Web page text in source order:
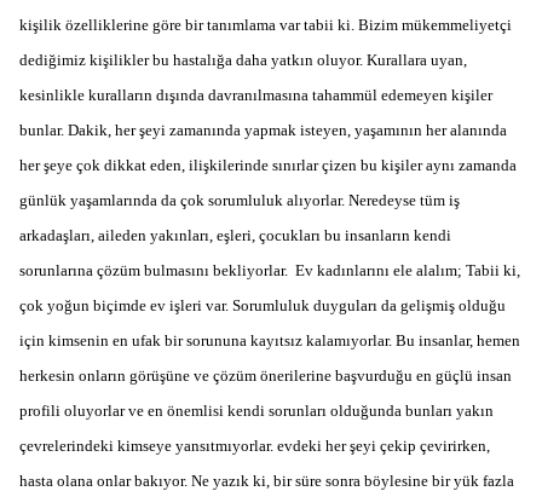
kişilik özelliklerine göre bir tanımlama var tabii ki. Bizim mükemmeliyetçi
dediğimiz kişilikler bu hastalığa daha yatkın oluyor. Kurallara uyan,
kesinlikle kuralların dışında davranılmasına tahammül edemeyen kişiler
bunlar. Dakik, her şeyi zamanında yapmak isteyen, yaşamının her alanında
her şeye çok dikkat eden, ilişkilerinde sınırlar çizen bu kişiler aynı zamanda
günlük yaşamlarında da çok sorumluluk alıyorlar. Neredeyse tüm iş
arkadaşları, aileden yakınları, eşleri, çocukları bu insanların kendi
sorunlarına çözüm bulmasını bekliyorlar. Ev kadınlarını ele alalım; Tabii ki,
çok yoğun biçimde ev işleri var. Sorumluluk duyguları da gelişmiş olduğu
için kimsenin en ufak bir sorununa kayıtsız kalamıyorlar. Bu insanlar, hemen
herkesin onların görüşüne ve çözüm önerilerine başvurduğu en güçlü insan
profili oluyorlar ve en önemlisi kendi sorunları olduğunda bunları yakın
çevrelerindeki kimseye yansıtmıyorlar. evdeki her şeyi çekip çevirirken,
hasta olana onlar bakıyor. Ne yazık ki, bir süre sonra böylesine bir yük fazla